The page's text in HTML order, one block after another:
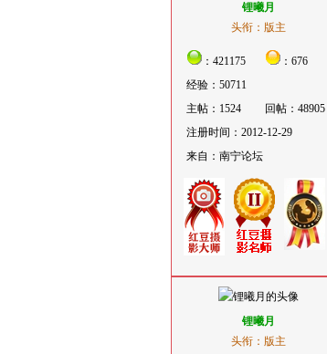
锂曦月
头衔：版主
：421175
：676
经验：50711
主帖：1524
回帖：48905
注册时间：2012-12-29
来自：南宁论坛
锂曦月
头衔：版主